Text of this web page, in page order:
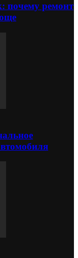
почему ремонт